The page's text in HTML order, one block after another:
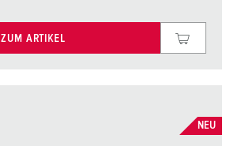
ZUM ARTIKEL
NEU